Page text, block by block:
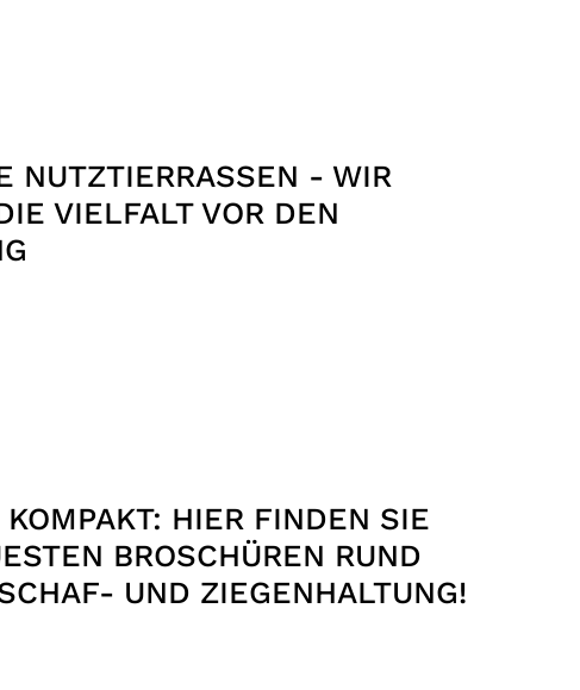
NUTZTIERRASSEN - WIR
VIELFALT VOR DEN
HIER FINDEN SIE
BROSCHÜREN RUND
UND ZIEGENHALTUNG!